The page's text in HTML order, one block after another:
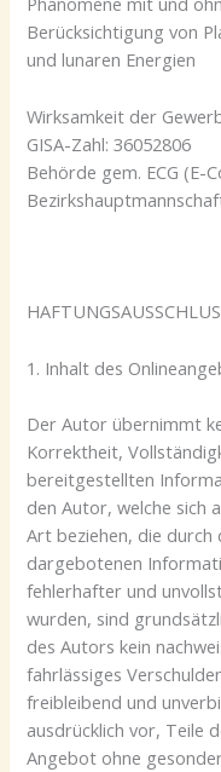
Berücksichtigung von
und lunaren Energien
Wirksamkeit der
GISA-Zahl: 36052806
Behörde gem. ECG (E-
1. Inhalt des
Der Autor übernimmt
Korrektheit,
bereitgestellten
den Autor, welche sich
Art beziehen, die
dargebotenen
fehlerhafter und
wurden, sind
des Autors kein
fahrlässiges
freibleibend und
ausdrücklich vor, Teile
Angebot ohne